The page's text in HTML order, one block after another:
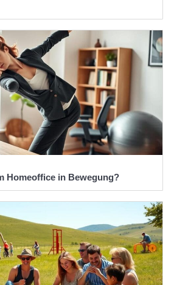
Homeoffice in Bewegung?